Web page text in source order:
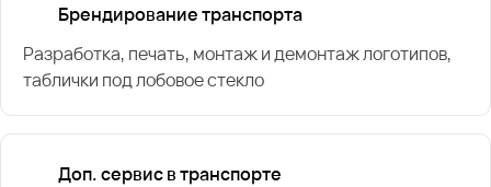
Брендирование транспорта
Разработка, печать, монтаж и демонтаж логотипов,
таблички под лобовое стекло
Доп. сервис в транспорте